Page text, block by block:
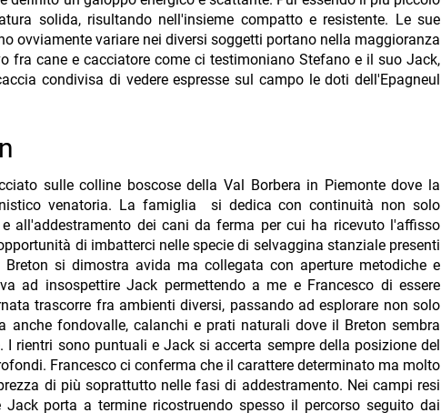
solida, risultando nell'insieme compatto e resistente. Le sue
ovviamente variare nei diversi soggetti portano nella maggioranza
fra cane e cacciatore come ci testimoniano Stefano e il suo Jack,
condivisa di vedere espresse sul campo le doti dell'Epagneul
sulle colline boscose della Val Borbera in Piemonte dove la
venatoria. La famiglia si dedica con continuità non solo
all'addestramento dei cani da ferma per cui ha ricevuto l'affisso
di imbatterci nelle specie di selvaggina stanziale presenti
si dimostra avida ma collegata con aperture metodiche e
ad insospettire Jack permettendo a me e Francesco di essere
trascorre fra ambienti diversi, passando ad esplorare non solo
fondovalle, calanchi e prati naturali dove il Breton sembra
rientri sono puntuali e Jack si accerta sempre della posizione del
Francesco ci conferma che il carattere determinato ma molto
di più soprattutto nelle fasi di addestramento. Nei campi resi
porta a termine ricostruendo spesso il percorso seguito dai